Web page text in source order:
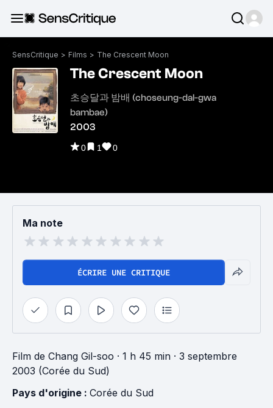
SensCritique > Films > The Crescent Moon
The Crescent Moon
초승달과 밤배 (choseung-dal-gwa
bambae)
2003
0 1 0
Ma note
ÉCRIRE UNE CRITIQUE
Film de Chang Gil-soo · 1 h 45 min · 3 septembre
2003 (Corée du Sud)
Pays d'origine : Corée du Sud